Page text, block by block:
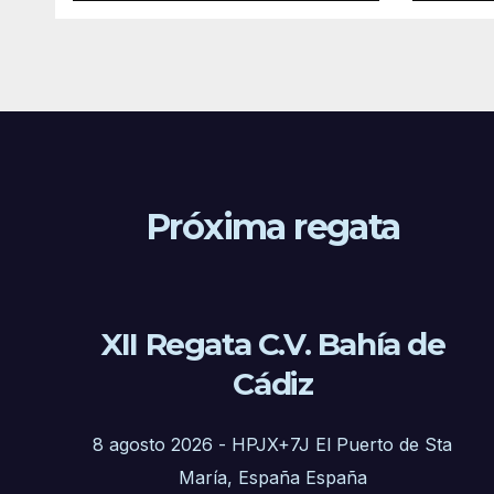
Próxima regata
XII Regata C.V. Bahía de
Cádiz
8 agosto 2026 - HPJX+7J El Puerto de Sta
María, España España